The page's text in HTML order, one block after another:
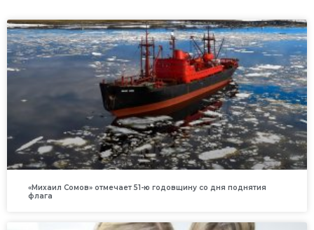
«Михаил Сомов» отмечает 51-ю годовщину со дня поднятия
флага